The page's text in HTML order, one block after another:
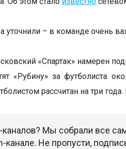
уточнили – в команде очень
«Спартак» намерен
«Рубину» за футболиста
рассчитан на три
каналов? Мы собрали все
канале. Не пропусти,